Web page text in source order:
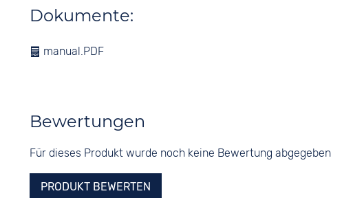
Dokumente:
manual.PDF
Bewertungen
Für dieses Produkt wurde noch keine Bewertung abgegeben
PRODUKT BEWERTEN